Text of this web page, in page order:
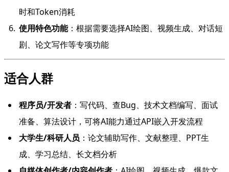
时和Token消耗
使用特色功能：根据需要选择AI绘图、视频生成、对话短
剧、论文写作等专项功能
适合人群
程序员/开发者：写代码、查Bug、技术文档编写、面试
准备、算法设计，可将AI能力通过API嵌入开发流程
大学生/科研人员 ：论文辅助写作、文献整理、PPT生
成、学习总结、长文档分析